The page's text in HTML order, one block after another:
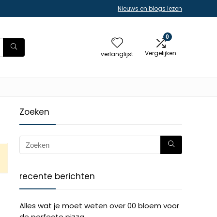
Nieuws en blogs lezen
verlanglijst
0
Vergelijken
Zoeken
recente berichten
Alles wat je moet weten over 00 bloem voor